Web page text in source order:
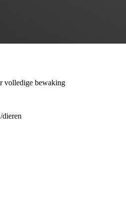
volledige bewaking
dieren